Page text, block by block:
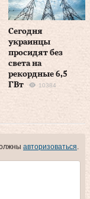
Сегодня
украинцы
просидят без
света на
рекордные 6,5
ГВт
10384
авторизоваться